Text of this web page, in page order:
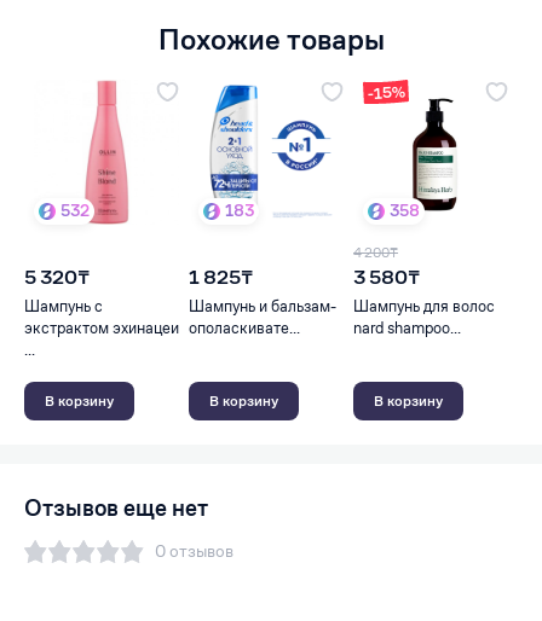
Похожие товары
532
5 320₸
Шампунь с
экстрактом эхинацеи
...
В корзину
183
1 825₸
Шампунь и бальзам-
ополаскивате...
В корзину
-15%
358
4 200₸
3 580₸
Шампунь для волос
nard shampoo...
В корзину
Отзывов еще нет
0 отзывов